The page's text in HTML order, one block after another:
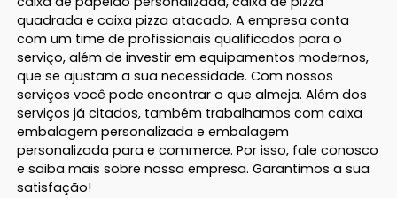
quadrada e caixa pizza atacado. A empresa conta
com um time de profissionais qualificados para o
serviço, além de investir em equipamentos modernos,
que se ajustam a sua necessidade. Com nossos
serviços você pode encontrar o que almeja. Além dos
serviços já citados, também trabalhamos com caixa
embalagem personalizada e embalagem
personalizada para e commerce. Por isso, fale conosco
e saiba mais sobre nossa empresa. Garantimos a sua
satisfação!